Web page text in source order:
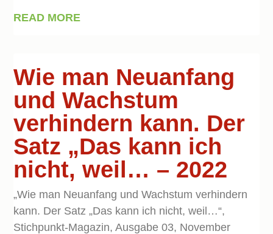
READ MORE
Wie man Neuanfang
und Wachstum
verhindern kann. Der
Satz „Das kann ich
nicht, weil… – 2022
„Wie man Neuanfang und Wachstum verhindern
kann. Der Satz „Das kann ich nicht, weil…“,
Stichpunkt-Magazin, Ausgabe 03, November